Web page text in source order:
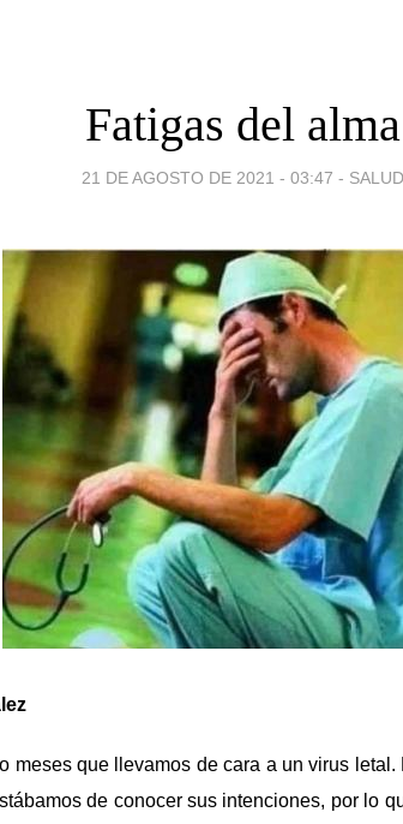
Fatigas del alma
21 DE AGOSTO DE 2021 - 03:47 - SALUD
meses que llevamos de cara a un virus
de conocer sus intenciones, por lo